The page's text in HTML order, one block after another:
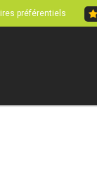
préférentiels